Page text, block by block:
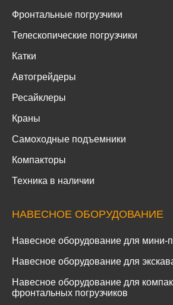
Фронтальные погрузчики
Телескопические погрузчики
Катки
Автогрейдеры
Ресайклеры
Краны
Самоходные подъемники
Компакторы
Техника в наличии
НАВЕСНОЕ ОБОРУДОВАНИЕ
Навесное оборудование для мини-
Навесное оборудование для
Навесное оборудование для
фронтальных погрузчиков